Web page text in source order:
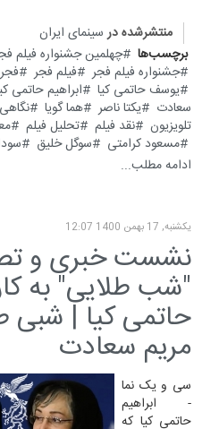
منتشرشده در سینمای ایران
برچسب‌ها
چهلمین جشنواره فیلم
جشنواره فیلم فجر
فیلم فجر
یوسف حاتمی کیا
ابراهیم حاتمی
سعادت
یکتا ناصر هما گویا
تلویزیون
نقد فیلم تحلیل فیلم
مسعود کرامتی
سوگل خلیق
ادامه مطلب...
یکشنبه, 17 بهمن 1400 12:07
نشست خبری و
"شب طلایی" به
حاتمی کیا | شبی
مریم سعادت
سی و یک نما
- ابراهیم
حاتمی کیا که